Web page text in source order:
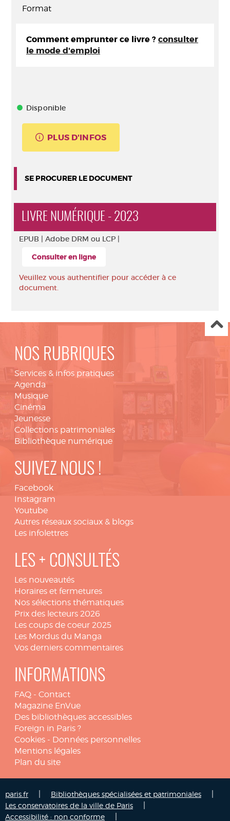
Format
Comment emprunter ce livre ? consulter
le mode d'emploi
Disponible
PLUS D'INFOS
SE PROCURER LE DOCUMENT
LIVRE NUMÉRIQUE - 2023
EPUB | Adobe DRM ou LCP |
Consulter en ligne
Veuillez vous authentifier pour accéder à ce
document.
NOS RUBRIQUES
Services & infos pratiques
Agenda
Musique
Cinéma
Jeunesse
Collections patrimoniales
Bibliothèque numérique
SUIVEZ NOUS !
Facebook
Instagram
Youtube
Autres réseaux sociaux & blogs
Les infolettres
LES + CONSULTÉS
Les nouveautés
Horaires et fermetures
Nos sélections thématiques
Prix des lecteurs 2026
Les coups de coeur 2025
Les Mordus du Manga
Vos derniers commentaires
INFORMATIONS
FAQ - Contact
Magazine EnVue
Des bibliothèques accessibles
Foreign in Paris ?
Cookies - Données personnelles
Mentions légales
Plan du site
paris.fr Bibliothèques spécialisées et patrimoniales
Les conservatoires de la ville de Paris
Accessibilité : non conforme